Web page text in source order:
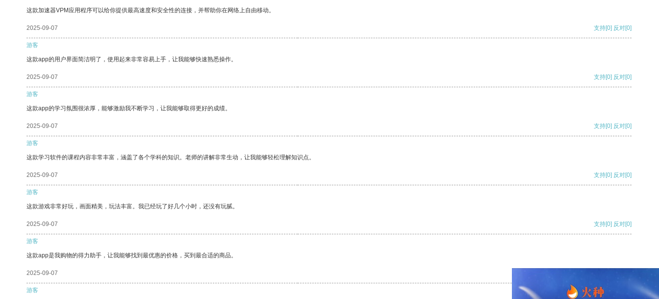
这款加速器VPM应用程序可以给你提供最高速度和安全性的连接，并帮助你在网络上自由移动。
2025-09-07 支持[0] 反对[0]
游客
这款app的用户界面简洁明了，使用起来非常容易上手，让我能够快速熟悉操作。
2025-09-07 支持[0] 反对[0]
游客
这款app的学习氛围很浓厚，能够激励我不断学习，让我能够取得更好的成绩。
2025-09-07 支持[0] 反对[0]
游客
这款学习软件的课程内容非常丰富，涵盖了各个学科的知识。老师的讲解非常生动，让我能够轻松理解知识点。
2025-09-07 支持[0] 反对[0]
游客
这款游戏非常好玩，画面精美，玩法丰富。我已经玩了好几个小时，还没有玩腻。
2025-09-07 支持[0] 反对[0]
游客
这款app是我购物的得力助手，让我能够找到最优惠的价格，买到最合适的商品。
2025-09-07
游客